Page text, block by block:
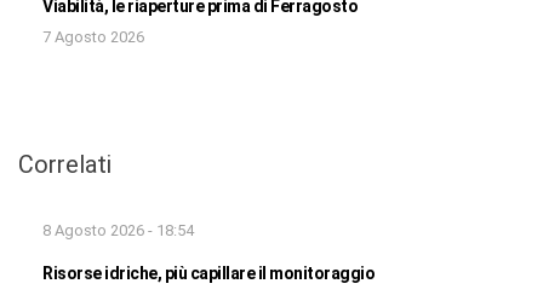
Viabilità, le riaperture prima di Ferragosto
7 Agosto 2026
Correlati
8 Agosto 2026 - 18:54
Risorse idriche, più capillare il monitoraggio